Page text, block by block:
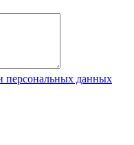
персональных данных